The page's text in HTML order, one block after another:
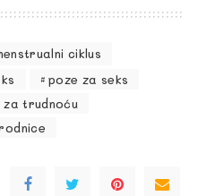
ciklus
poze za seks
trudnoću